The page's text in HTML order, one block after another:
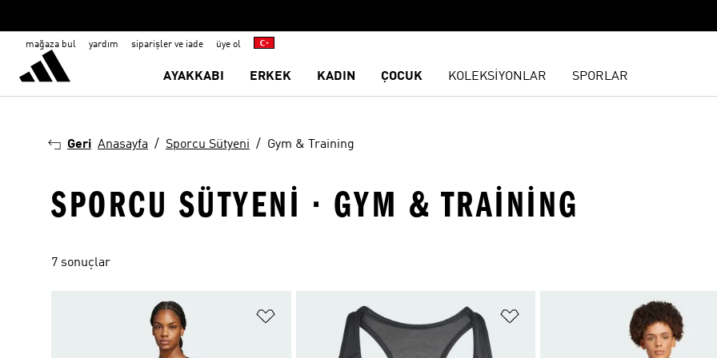
mağaza bul yardım siparişler ve iade üye ol
AYAKKABI ERKEK KADIN ÇOCUK KOLEKSİYONLAR SPORLAR
Geri Anasayfa Sporcu Sütyeni Gym & Training
SPORCU SÜTYENI · GYM & TRAINING
7 sonuçlar
Favori Listesine Ekle Favori Listesine Ekle